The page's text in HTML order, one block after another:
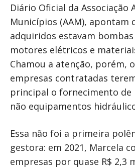
Diário Oficial da Associação
Municípios (AAM), apontam
adquiridos estavam
motores elétricos e
Chamou a atenção, porém,
empresas contratadas
principal o fornecimento de
não equipamentos
Essa não foi a primeira
gestora: em 2021, Marcela
empresas por quase R$ 2,3